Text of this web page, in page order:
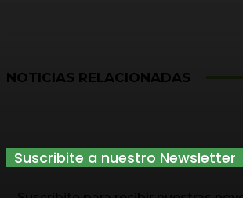
NOTICIAS RELACIONADAS
Suscribite a nuestro Newsletter